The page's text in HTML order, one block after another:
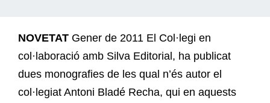
NOVETAT Gener de 2011 El Col·legi en
col·laboració amb Silva Editorial, ha publicat
dues monografies de les qual n’és autor el
col·legiat Antoni Bladé Recha, qui en aquests